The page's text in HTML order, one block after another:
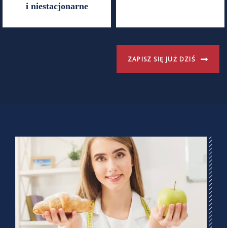
i niestacjonarne
ZAPISZ SIĘ JUŻ DZIŚ